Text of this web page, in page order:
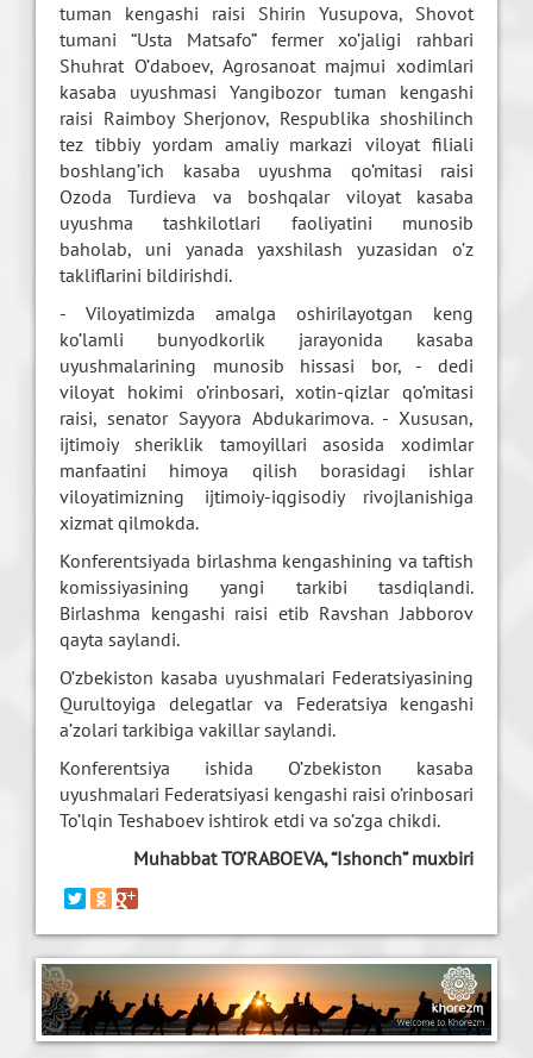
tuman kengashi raisi Shirin Yusupova, Shovot
tumani “Usta Matsafo” fermer xo’jaligi rahbari
Shuhrat O’daboev, Agrosanoat majmui xodimlari
kasaba uyushmasi Yangibozor tuman kengashi
raisi Raimboy Sherjonov, Respublika shoshilinch
tez tibbiy yordam amaliy markazi viloyat filiali
boshlang’ich kasaba uyushma qo’mitasi raisi
Ozoda Turdieva va boshqalar viloyat kasaba
uyushma tashkilotlari faoliyatini munosib
baholab, uni yanada yaxshilash yuzasidan o’z
takliflarini bildirishdi.
- Viloyatimizda amalga oshirilayotgan keng
ko’lamli bunyodkorlik jarayonida kasaba
uyushmalarining munosib hissasi bor, - dedi
viloyat hokimi o’rinbosari, xotin-qizlar qo’mitasi
raisi, senator Sayyora Abdukarimova. - Xususan,
ijtimoiy sheriklik tamoyillari asosida xodimlar
manfaatini himoya qilish borasidagi ishlar
viloyatimizning ijtimoiy-iqgisodiy rivojlanishiga
xizmat qilmokda.
Konferentsiyada birlashma kengashining va taftish
komissiyasining yangi tarkibi tasdiqlandi.
Birlashma kengashi raisi etib Ravshan Jabborov
qayta saylandi.
O’zbekiston kasaba uyushmalari Federatsiyasining
Qurultoyiga delegatlar va Federatsiya kengashi
a’zolari tarkibiga vakillar saylandi.
Konferentsiya ishida O’zbekiston kasaba
uyushmalari Federatsiyasi kengashi raisi o’rinbosari
To’lqin Teshaboev ishtirok etdi va so’zga chikdi.
Muhabbat TO’RABOEVA, “Ishonch” muxbiri